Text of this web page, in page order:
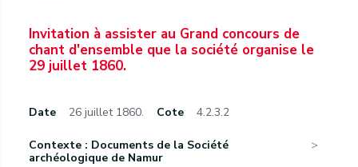
Invitation à assister au Grand concours de
chant d'ensemble que la société organise le
29 juillet 1860.
Date 26 juillet 1860. Cote 4.2.3.2
Contexte : Documents de la Société
archéologique de Namur